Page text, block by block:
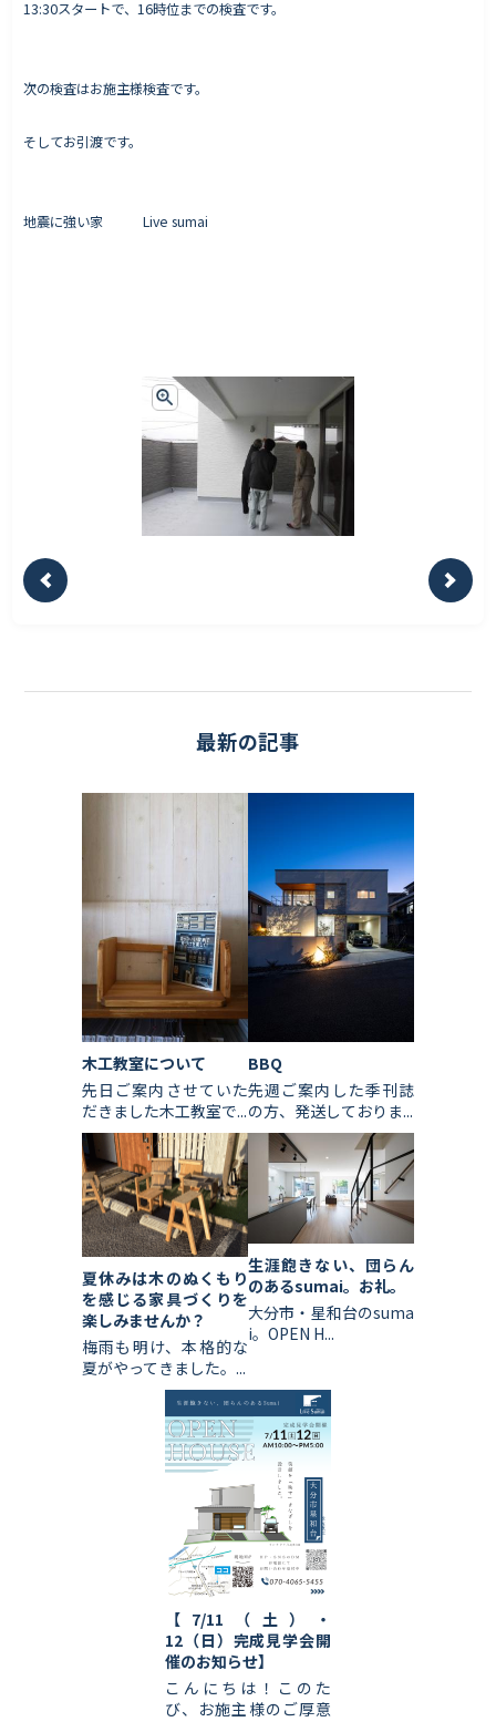
会社情報
スタッフ紹介
Staff ブログ&News
13:30スタートで、16時位までの検査です。
次の検査はお施主様検査です。
そしてお引渡です。
地震に強い家 Live sumai
最新の記事
木工教室について
先日ご案内させていた
だきました木工教室で...
BBQ
先週ご案内した季刊誌
の方、発送しておりま...
夏休みは木のぬくもり
を感じる家具づくりを
楽しみませんか？
梅雨も明け、本格的な
夏がやってきました。...
生涯飽きない、団らん
のあるsumai。お礼。
大分市・星和台のsuma
i。OPEN H...
【7/11（土）・
12（日）完成見学会開
催のお知らせ】
こんにちは！このた
び、お施主様のご厚意